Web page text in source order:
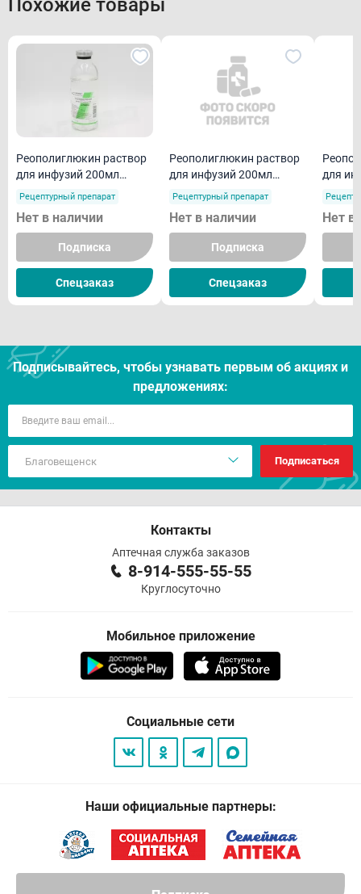
Похожие товары
Реополиглюкин раствор
для инфузий 200мл
флакон
Рецептурный препарат
Нет в наличии
Подписка
Спецзаказ
Реополиглюкин раствор
для инфузий 200мл
флакон
Рецептурный препарат
Нет в наличии
Подписка
Спецзаказ
для
Нет в
Подписывайтесь, чтобы узнавать первым об акцияx и
предложениях:
Подписаться
Контакты
Аптечная служба заказов
8-914-555-55-55
Круглосуточно
Мобильное приложение
Социальные сети
Наши официальные партнеры: